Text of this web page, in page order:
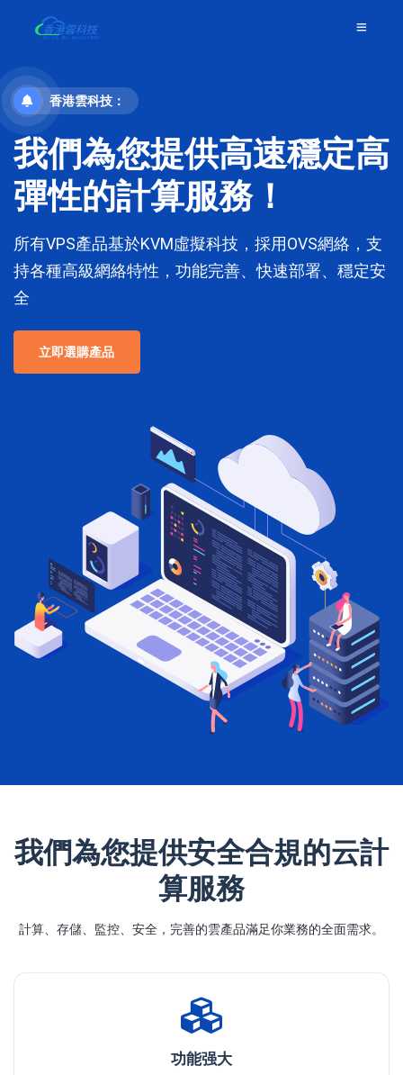
香港雲科技：
我們為您提供高速穩定高
彈性的計算服務！
所有VPS產品基於KVM虛擬科技，採用OVS網絡，支
持各種高級網絡特性，功能完善、快速部署、穩定安
全
立即選購產品
我們為您提供安全合規的云計
算服務
計算、存儲、監控、安全，完善的雲產品滿足你業務的全面需求。
功能强大